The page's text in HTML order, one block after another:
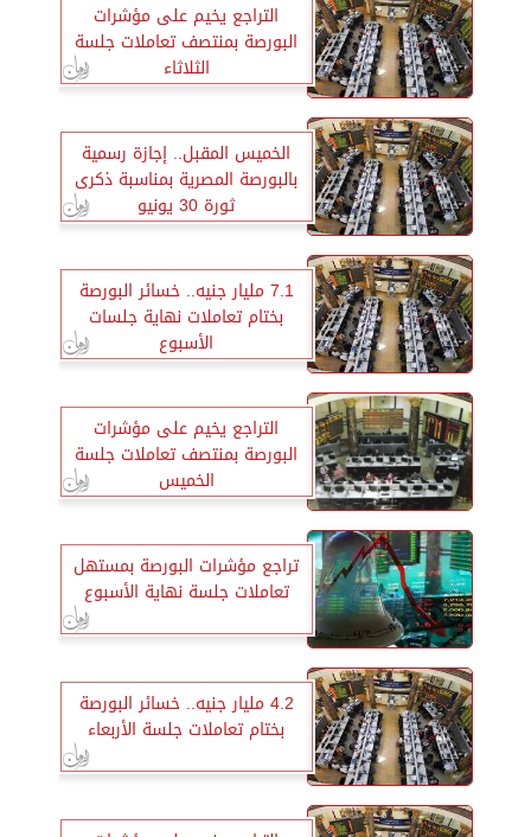
التراجع يخيم على مؤشرات
البورصة بمنتصف تعاملات جلسة
الثلاثاء
الخميس المقبل.. إجازة رسمية
بالبورصة المصرية بمناسبة ذكرى
ثورة 30 يونيو
7.1 مليار جنيه.. خسائر البورصة
بختام تعاملات نهاية جلسات
الأسبوع
التراجع يخيم على مؤشرات
البورصة بمنتصف تعاملات جلسة
الخميس
تراجع مؤشرات البورصة بمستهل
تعاملات جلسة نهاية الأسبوع
4.2 مليار جنيه.. خسائر البورصة
بختام تعاملات جلسة الأربعاء